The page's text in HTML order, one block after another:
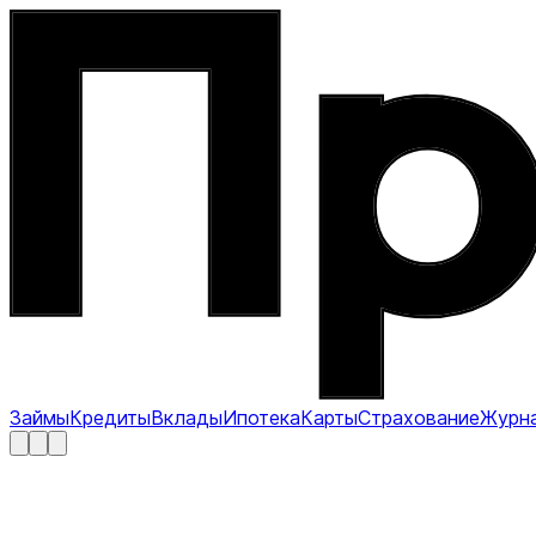
ЗаймыКредитыВкладыИпотекаКартыСтрахование